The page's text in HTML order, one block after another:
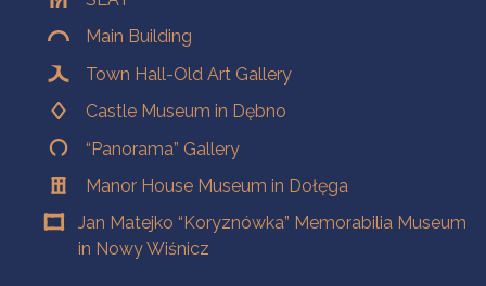
Main Building
Town Hall-Old Art Gallery
Castle Museum in Dębno
“Panorama” Gallery
Manor House Museum in Dołęga
Jan Matejko “Koryznówka” Memorabilia Museum
in Nowy Wiśnicz